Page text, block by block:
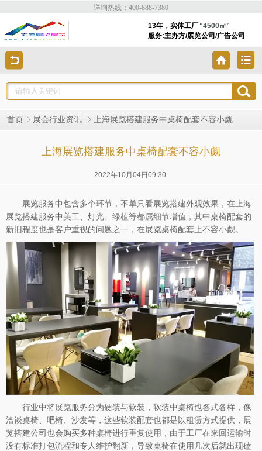
详询热线：400-888-7380
13年，实体工厂 “4500㎡”
服务:主办方/展览公司/广告公司
首页 展会行业资讯 上海展览搭建服务中桌椅配套不容小觑
上海展览搭建服务中桌椅配套不容小觑
2022年10月04日09:30
展览服务中包含多个环节，不单只看展览搭建外观效果，在上海
展览搭建服务中美工、灯光、绿植等都属细节增值，其中桌椅配套的
新旧程度也是客户重视的问题之一，在展览桌椅配套上不容小觑。
行业中将展览服务分为硬装与软装，软装中桌椅也各式各样，像
洽谈桌椅、吧椅、沙发等，这些软装配套也都是以租赁方式提供，展
览搭建公司也会购买多种桌椅进行重复使用，由于工厂在来回运输时
没有标准打包流程和专人维护翻新，导致桌椅在使用几次后就出现磕